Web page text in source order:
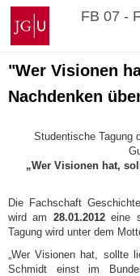
Zum
Inhalt
springen
Johannes
Gutenberg-
Universität
Mainz
FB 07 -
"Wer Visionen
Nachdenken
Studentische Tagung
„Wer Visionen hat,
Die Fachschaft
wird am 28.01.2012eine
Tagung wird unter dem
„Wer Visionen hat, sollte
Schmidt einst im